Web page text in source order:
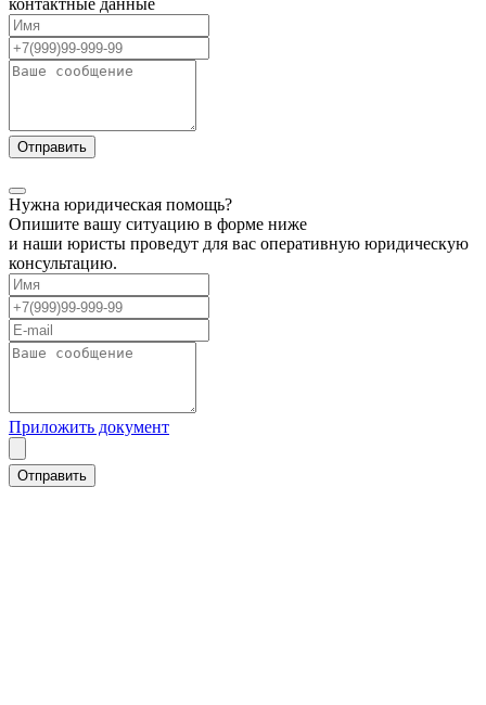
Нужна юридическая помощь?
Опишите вашу ситуацию в форме ниже
и наши юристы проведут для вас оперативную юридическую
консультацию.
Приложить документ